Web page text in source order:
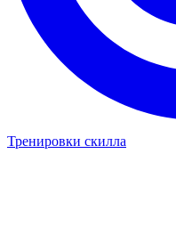
Тренировки скилла